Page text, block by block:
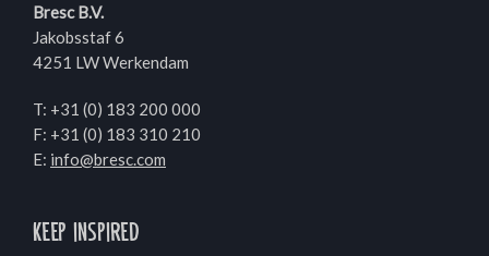
Bresc B.V.
Jakobsstaf 6
4251 LW Werkendam
T: +31 (0) 183 200 000
F: +31 (0) 183 310 210
E: info@bresc.com
Keep inspired